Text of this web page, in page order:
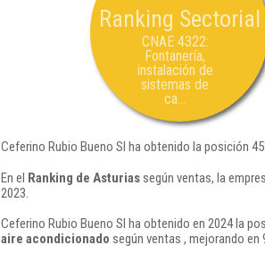
Ranking Sectorial
CNAE 4322:
Fontanería,
instalación de
sistemas de
ca...
Ceferino Rubio Bueno Sl ha obtenido la posición
En el Ranking de Asturiassegún ventas, la
2023.
Ceferino Rubio Bueno Sl ha obtenido en 2024 la
aire acondicionado según ventas , mejorando